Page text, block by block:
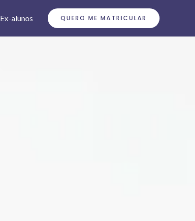
Ex-alunos QUERO ME MATRICULAR